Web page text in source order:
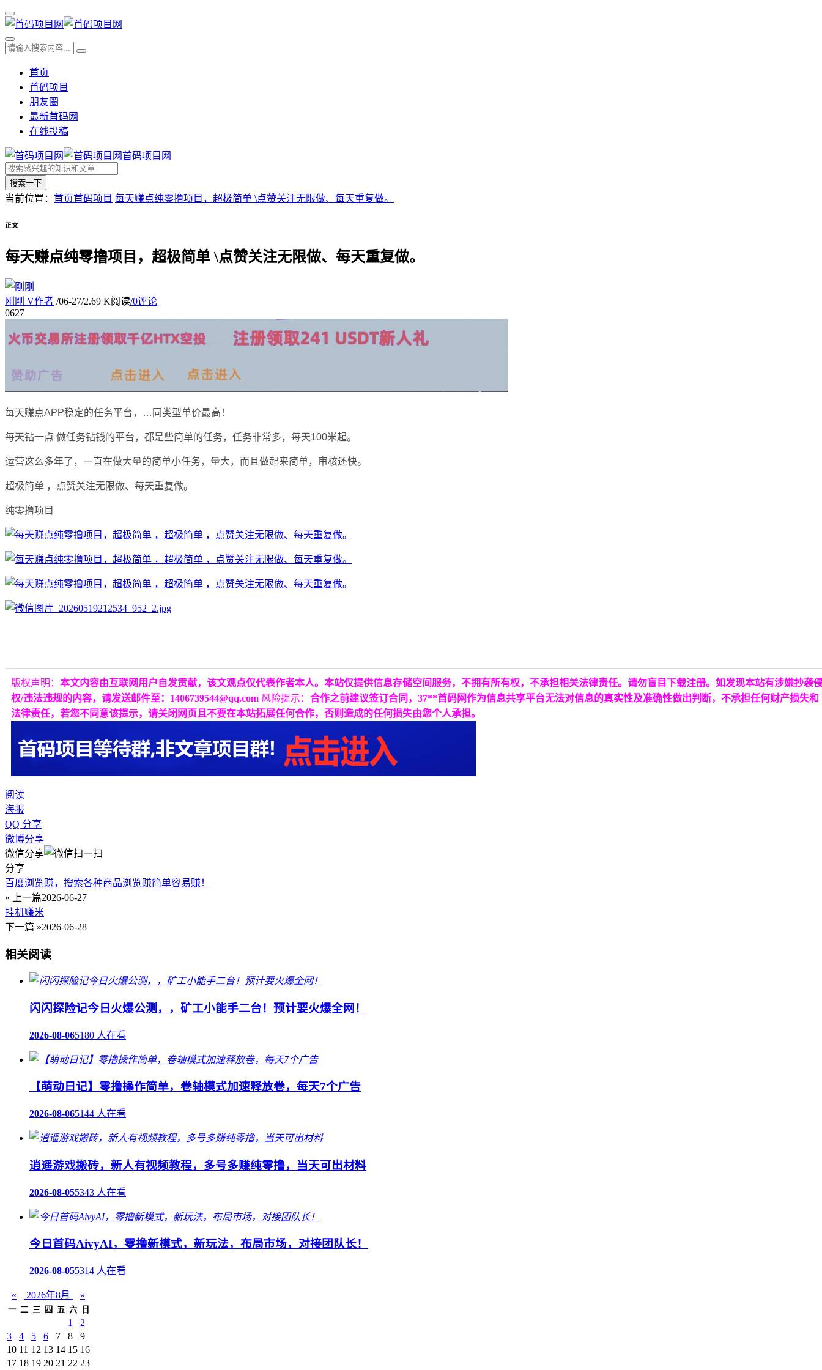
首页
首码项目
朋友圈
最新首码网
在线投稿
首码项目网
搜索一下
当前位置： 首页首码项目 每天赚点纯零撸项目，超极简单 \点赞关注无限做、每天重复做。
正文
每天赚点纯零撸项目，超极简单 \点赞关注无限做、每天重复做。
刚刚 V作者 /06-27/2.69 K阅读/0评论
0627
每天赚点APP稳定的任务平台，…同类型单价最高！
每天钻一点 做任务钻钱的平台，都是些简单的任务，任务非常多，每天100米起。
运营这么多年了，一直在做大量的简单小任务，量大，而且做起来简单，审核还快。
超极简单 ，点赞关注无限做、每天重复做。
纯零撸项目
版权声明： 本文内容由互联网用户自发贡献，该文观点仅代表作者本人。本站仅提供信息存储空间服务，不拥有所有权，不承担相关法律责任。请勿盲目下载注册。如发现本站有涉嫌抄袭
权/违法违规的内容，请发送邮件至：1406739544@qq.com 风险提示： 合作之前建议签订合同，37**首码网作为信息共享平台无法对信息的真实性及准确性做出判断，不承担任何财产损失和
法律责任，若您不同意该提示，请关闭网页且不要在本站拓展任何合作，否则造成的任何损失由您个人承担。
阅读
海报
QQ 分享
微博分享
微信分享
分享
百度浏览赚，搜索各种商品浏览赚简单容易赚！
« 上一篇2026-06-27
挂机赚米
下一篇 »2026-06-28
相关阅读
闪闪探险记今日火爆公测，，矿工小能手二台！预计要火爆全网！
2026-08-065180 人在看
【萌动日记】零撸操作简单，卷轴模式加速释放卷，每天7个广告
2026-08-065144 人在看
逍遥游戏搬砖，新人有视频教程，多号多赚纯零撸，当天可出材料
2026-08-055343 人在看
今日首码AivyAI，零撸新模式，新玩法，布局市场，对接团队长！
2026-08-055314 人在看
« 2026年8月 »
一 二 三 四 五 六 日
1
2
3
4 5 6 7 8
9
10 11 12 13 14 15 16
17 18 19 20 21 22 23